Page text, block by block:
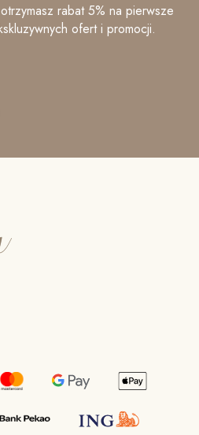
rabat 5% na pierwsze
ofert i promocji.